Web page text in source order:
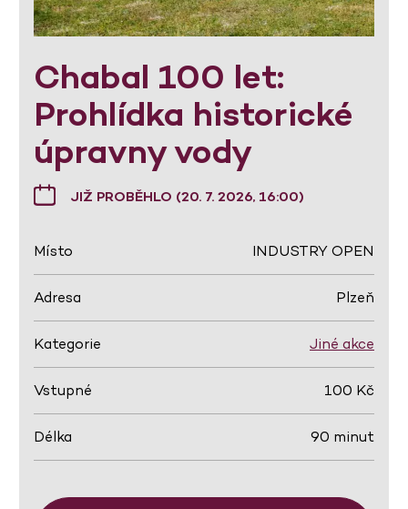
Chabal 100 let:
Prohlídka historické
úpravny vody
JIŽ PROBĚHLO (20. 7. 2026, 16:00)
Místo INDUSTRY OPEN
Adresa Plzeň
Kategorie Jiné akce
Vstupné 100 Kč
Délka 90 minut